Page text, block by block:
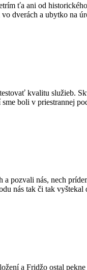
ťa ani od
vo dverách a ubytko na
kvalitu služieb.
boli v priestrannej
nás, nech
nás tak či tak
a Fridžo ostal